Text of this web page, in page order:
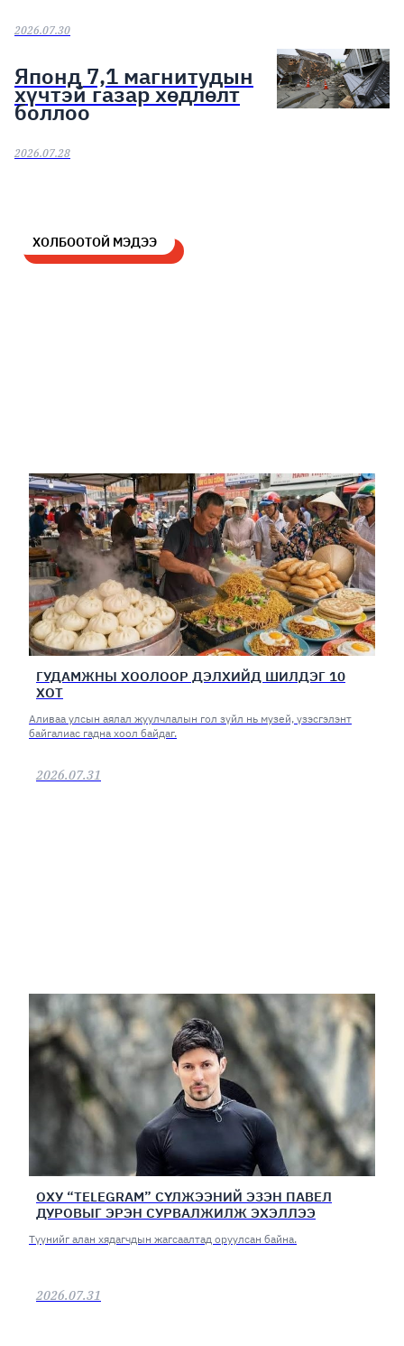
2026.07.30
Японд 7,1 магнитудын
хүчтэй газар хөдлөлт
боллоо
2026.07.28
ХОЛБООТОЙ МЭДЭЭ
ГУДАМЖНЫ ХООЛООР ДЭЛХИЙД ШИЛДЭГ 10
ХОТ
Аливаа улсын аялал жуулчлалын гол зүйл нь музей, үзэсгэлэнт
байгалиас гадна хоол байдаг.
2026.07.31
ОХУ “TELEGRAM” СҮЛЖЭЭНИЙ ЭЗЭН ПАВЕЛ
ДУРОВЫГ ЭРЭН СУРВАЛЖИЛЖ ЭХЭЛЛЭЭ
Түүнийг алан хядагчдын жагсаалтад оруулсан байна.
2026.07.31